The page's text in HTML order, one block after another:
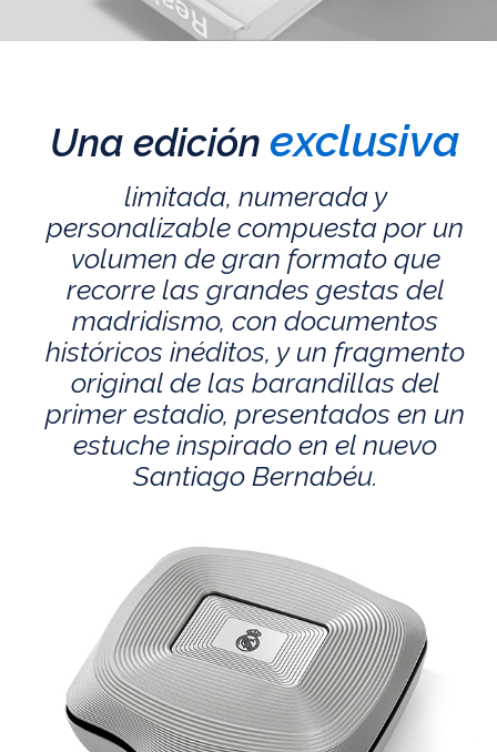
Una edición exclusiva
limitada, numerada y
personalizable compuesta por un
volumen de gran formato que
recorre las grandes gestas del
madridismo, con documentos
históricos inéditos, y un fragmento
original de las barandillas del
primer estadio, presentados en un
estuche inspirado en el nuevo
Santiago Bernabéu.